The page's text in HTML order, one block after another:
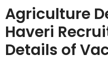
Agriculture
Haveri
Details of